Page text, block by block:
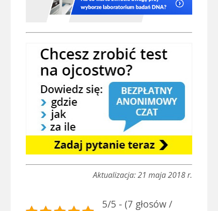
Aktualizacja: 21 maja 2018 r.
5/5 - (7 głosów /